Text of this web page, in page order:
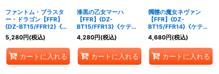
ファントム・ブラスタ
ー・ドラゴン【FFR】
{DZ-BT15/FFR12}《ケ
テルサンクチュアリ》
5,280円(税込)
カートに入れる
漆黒の乙女マーハ
【FFR】{DZ-
BT15/FFR13}《ケテル
サンクチュアリ》
4,280円(税込)
カートに入れる
髑髏の魔女ネヴァン
【FFR】{DZ-
BT15/FFR14}《ケテル
サンクチュアリ》
4,680円(税込)
カートに入れる